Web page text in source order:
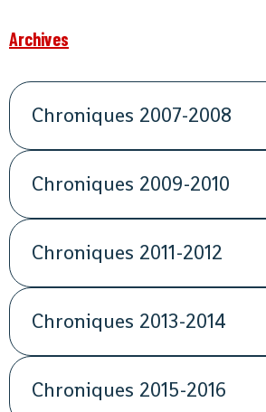
Archives
Chroniques 2007-2008
Chroniques 2009-2010
Chroniques 2011-2012
Chroniques 2013-2014
Chroniques 2015-2016